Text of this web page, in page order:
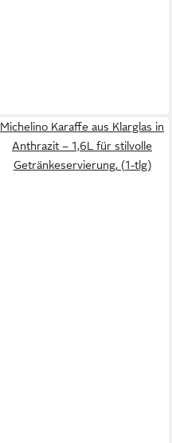
Michelino Karaffe aus Klarglas in
Anthrazit – 1,6L für stilvolle
Getränkeservierung, (1-tlg)